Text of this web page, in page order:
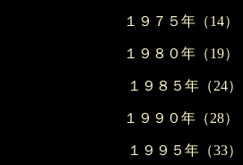
１９７５年（14）
１９８０年（19）
１９８５年（24）
１９９０年（28）
１９９５年（33）